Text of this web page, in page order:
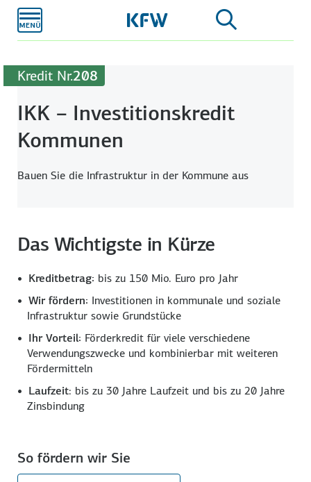
Hauptinhalt
Kredit Nr.208
IKK – Investitionskredit
Kommunen
Bauen Sie die Infrastruktur in der Kommune aus
Das Wichtigste in Kürze
Kreditbetrag: bis zu 150 Mio. Euro pro Jahr
Wir fördern: Investitionen in kommunale und soziale
Infrastruktur sowie Grundstücke
Ihr Vorteil: Förderkredit für viele verschiedene
Verwendungszwecke und kombinierbar mit weiteren
Fördermitteln
Laufzeit: bis zu 30 Jahre Laufzeit und bis zu 20 Jahre
Zinsbindung
So fördern wir Sie